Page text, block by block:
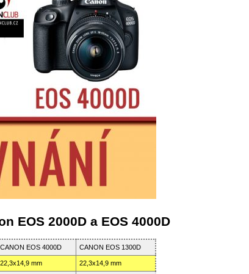
EOS 2000D a EOS 4000D
CANON EOS 4000D CANON EOS 1300D
22,3x14,9 mm 22,3x14,9 mm